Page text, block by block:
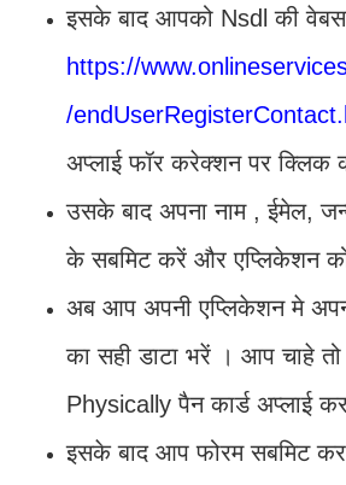
इसके बाद आपको Nsdl की
https://
/
अप्लाई फॉर करेक्शन पर क्लिक
उसके बाद अपना नाम , ईमेल,
के सबमिट करें और एप्लिकेशन
अब आप अपनी एप्लिकेशन मे
का सही डाटा भरें । आप चाहे
Physically पैन कार्ड अप्लाई
इसके बाद आप फोरम सबमिट